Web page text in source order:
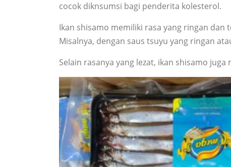
cocok diknsumsi bagi penderita kolesterol.
Ikan shisamo memiliki rasa yang ringan dan
Misalnya, dengan saus tsuyu yang ringan
Selain rasanya yang lezat, ikan shisamo